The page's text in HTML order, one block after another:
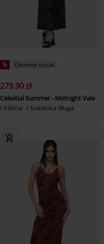
% Ostatnie sztuki
279.90 zł
Celestial Summer - Midnight Vale
Killstar
Sukienka długa